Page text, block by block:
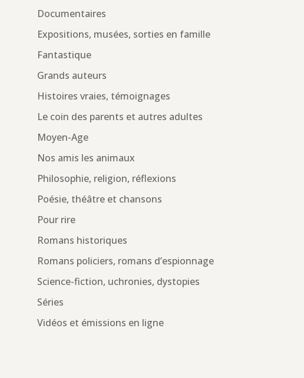
Documentaires
Expositions, musées, sorties en famille
Fantastique
Grands auteurs
Histoires vraies, témoignages
Le coin des parents et autres adultes
Moyen-Age
Nos amis les animaux
Philosophie, religion, réflexions
Poésie, théâtre et chansons
Pour rire
Romans historiques
Romans policiers, romans d’espionnage
Science-fiction, uchronies, dystopies
Séries
Vidéos et émissions en ligne